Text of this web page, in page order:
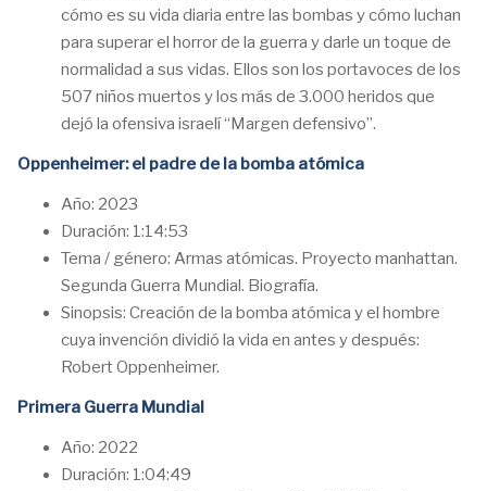
cómo es su vida diaria entre las bombas y cómo luchan
para superar el horror de la guerra y darle un toque de
normalidad a sus vidas. Ellos son los portavoces de los
507 niños muertos y los más de 3.000 heridos que
dejó la ofensiva israelí “Margen defensivo”.
Oppenheimer: el padre de la bomba atómica
Año: 2023
Duración: 1:14:53
Tema / género: Armas atómicas. Proyecto manhattan.
Segunda Guerra Mundial. Biografía.
Sinopsis: Creación de la bomba atómica y el hombre
cuya invención dividió la vida en antes y después:
Robert Oppenheimer.
Primera Guerra Mundial
Año: 2022
Duración: 1:04:49